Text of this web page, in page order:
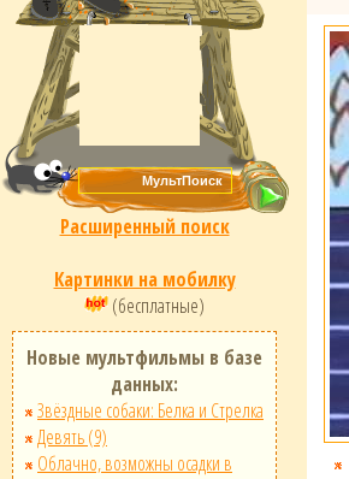
Расширенный поиск
Картинки на мобилку
(бесплатные)
Новые мультфильмы в базе
данных:
Звёздные собаки: Белка и Стрелка
Девять (9)
Облачно, возможны осадки в